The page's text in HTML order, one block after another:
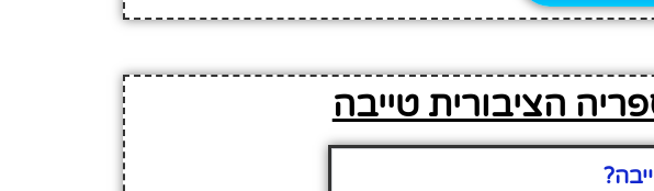
הציבורית טייבה